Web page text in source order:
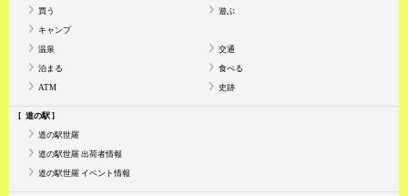
買う 遊ぶ
キャンプ
温泉 交通
泊まる 食べる
ATM 史跡
道の駅
道の駅世羅
道の駅世羅 出荷者情報
道の駅世羅 イベント情報